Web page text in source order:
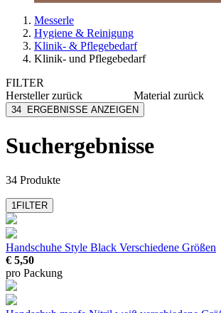
Messerle
Hygiene & Reinigung
Klinik- & Pflegebedarf
Klinik- und Pflegebedarf
FILTER
Herstellerzurück
AMPri
Fripa
INTCO Synmax
mehr anzeigen
Material zurück
Vinyl
34 ERGEBNISSE ANZEIGEN
Suchergebnisse
34 Produkte
1FILTER
Handschuhe Style Black Verschiedene Größen
€ 5,50
pro Packung